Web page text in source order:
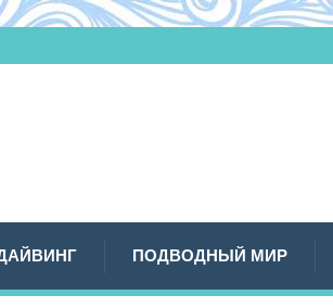
ПОДВОДНЫЙ МИР